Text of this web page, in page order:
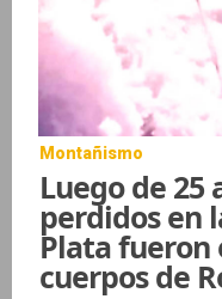
Montañismo
Luego de 25
perdidos en
Plata fueron
cuerpos de